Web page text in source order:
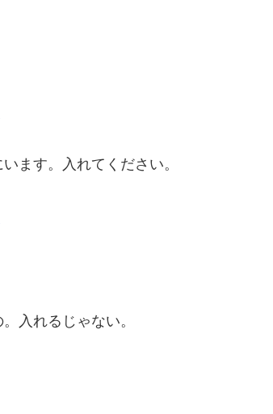
ます。入れてください。
入れるじゃない。